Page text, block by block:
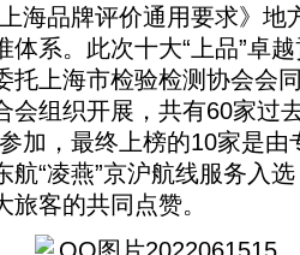
海品牌评价通用要求》地
体系。此次十大“上品”卓
托上海市检验检测协会会
会组织开展，共有60家过
加，最终上榜的10家是由
航“凌燕”京沪航线服务入
客的共同点赞。